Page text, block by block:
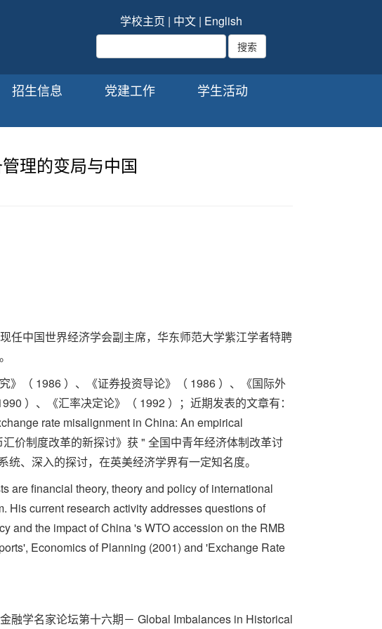
学校主页 | 中文 | English
招生信息 党建工作
学生活动
理的变局与中国
任中国世界经济学会副主席，华东师范大学紫江学者特聘
》（ 1986 ）、《证券投资导论》（ 1986 ）、《国际外
）、《汇率决定论》（ 1992 ）；近期发表的文章有：
rate misalignment in China: An empirical
价制度改革的新探讨》获 " 全国中青年经济体制改革讨
、深入的探讨，在英美经济学界有一定知名度。
are financial theory, theory and policy of international
His current research activity addresses questions of
and the impact of China 's WTO accession on the RMB
Economics of Planning (2001) and 'Exchange Rate
融学名家论坛第十六期－ Global Imbalances in Historical